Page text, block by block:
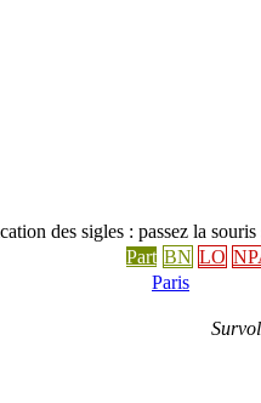
des sigles : passez la
Part BN LO
Paris